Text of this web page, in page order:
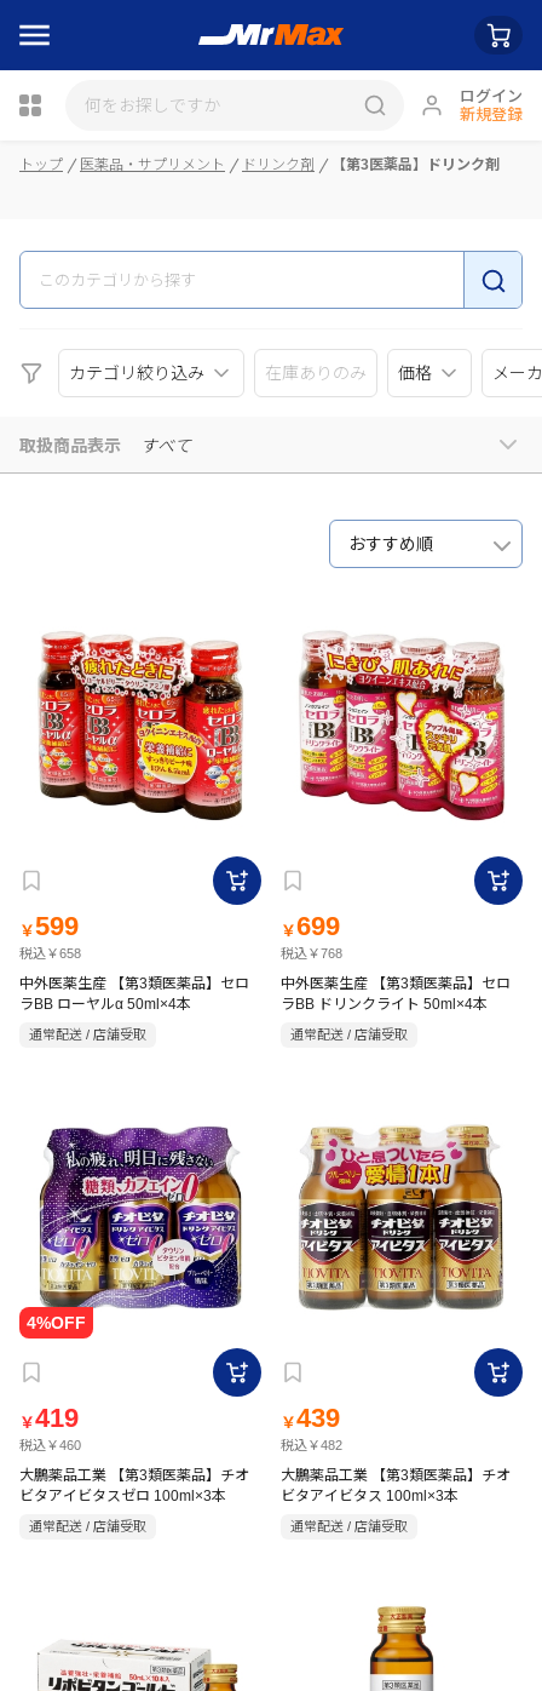
ログイン
新規登録
瓶詰
トップ 医薬品・サプリメント ドリンク剤 【第3医薬品】ドリンク剤
カテゴリ絞り込み 在庫ありのみ 価格 メー
取扱商品表示 すべて
おすすめ順
￥599
税込￥658
中外医薬生産 【第3類医薬品】セロ
ラBB ローヤルα 50ml×4本
通常配送 / 店舗受取
￥699
税込￥768
中外医薬生産 【第3類医薬品】セロ
ラBB ドリンクライト 50ml×4本
通常配送 / 店舗受取
￥419
税込￥460
大鵬薬品工業 【第3類医薬品】チオ
ビタアイビタスゼロ 100ml×3本
通常配送 / 店舗受取
￥439
税込￥482
大鵬薬品工業 【第3類医薬品】チオ
ビタアイビタス 100ml×3本
通常配送 / 店舗受取